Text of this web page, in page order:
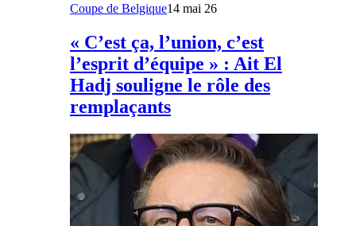
Coupe de Belgique14 mai 26
« C’est ça, l’union, c’est
l’esprit d’équipe » : Ait El
Hadj souligne le rôle des
remplaçants